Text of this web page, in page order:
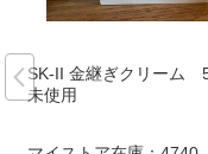
SK-II 金継ぎクリーム
未使用